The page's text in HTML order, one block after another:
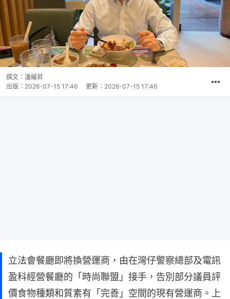
撰文： 潘耀昇
出版： 2026-07-15 17:46 更新： 2026-07-15 17:46
立法會餐廳即將換營運商，由在灣仔警察總部及電訊
盈科經營餐廳的「時尚聯盟」接手，告別部分議員評
價食物種類和質素有「完善」空間的現有營運商。上